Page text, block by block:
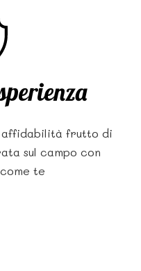
affidabilità frutto di
sul campo con
te